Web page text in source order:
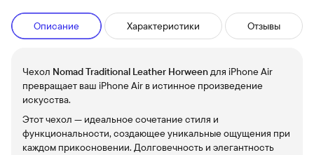
Описание Характеристики Отзывы
Чехол Nomad Traditional Leather Horweenдля iPhone Air
превращает ваш iPhone Air в истинное произведение
искусства.
Этот чехол — идеальное сочетание стиля и
функциональности, создающее уникальные ощущения при
каждом прикосновении. Долговечность и элегантность